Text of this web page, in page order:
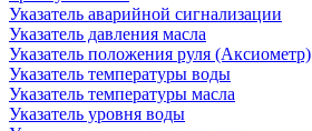
Указатель аварийной сигнализации
Указатель давления масла
Указатель положения руля (Аксиометр)
Указатель температуры воды
Указатель температуры масла
Указатель уровня воды